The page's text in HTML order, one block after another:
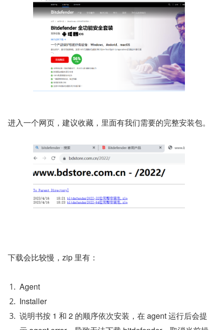
进入一个网页，建议收藏，里面有我们需要的完整安装包。
下载会比较慢，zip 里有：
Agent
Installer
说明书按 1 和 2 的顺序依次安装，在 agent 运行后会提